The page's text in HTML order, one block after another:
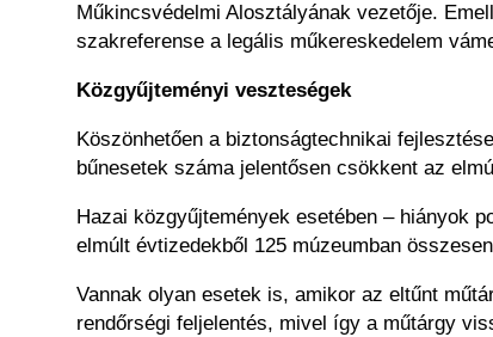
Műkincsvédelmi Alosztályának vezetője.
szakreferense a legális műkereskedelem
Közgyűjteményi veszteségek
Köszönhetően a biztonságtechnikai
bűnesetek száma jelentősen csökkent az
Hazai közgyűjtemények esetében – hiányok
elmúlt évtizedekből 125 múzeumban
Vannak olyan esetek is, amikor az eltűnt
rendőrségi feljelentés, mivel így a műtárgy